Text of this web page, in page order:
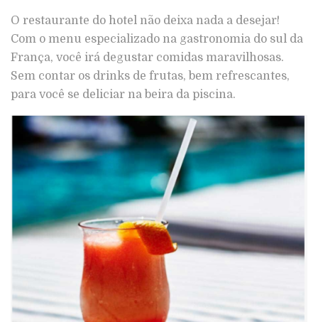
O restaurante do hotel não deixa nada a desejar!
Com o menu especializado na gastronomia do sul da
França, você irá degustar comidas maravilhosas.
Sem contar os drinks de frutas, bem refrescantes,
para você se deliciar na beira da piscina.